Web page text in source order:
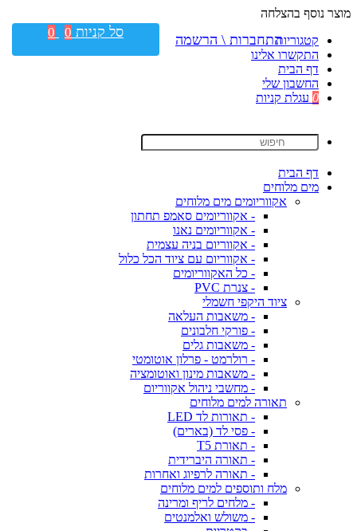
מוצר נוסף בהצלחה
קטגוריות
התקשרו אלינו
דף הבית
החשבון שלי
0 עגלת קניות
דף הבית
מים מלוחים
אקווריומים מים מלוחים
- אקווריומים סאמפ תחתון
- אקווריומים נאנו
- אקווריום בניה עצמית
- אקווריום עם ציוד הכל כלול
- כל האקווריומים
- צנרת PVC
ציוד היקפי חשמלי
- משאבות העלאה
- פורקי חלבונים
- משאבות גלים
- רולרמט - פרלון אוטומטי
- משאבות מינון ואוטומציה
- מחשבי ניהול אקווריום
תאורה למים מלוחים
- תאורות לד LED
- פסי לד (בארים)
- תאורת T5
- תאורה היברידית
- תאורה לרפיוג ואחרות
מלח ותוספים למים מלוחים
- מלחים לריף ומרינה
- משולש ואלמנטים
התחברות \ הרשמה סל קניות 0
0